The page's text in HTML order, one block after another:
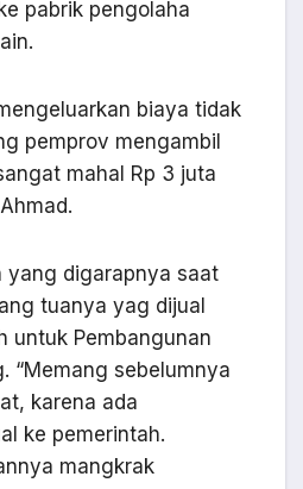
pabrik pengolaha
biaya tidak
pemprov mengambil
mahal Rp 3 juta
yang digarapnya saat
tuanya yag dijual
untuk Pembangunan
“Memang sebelumnya
karena ada
ke pemerintah.
mangkrak